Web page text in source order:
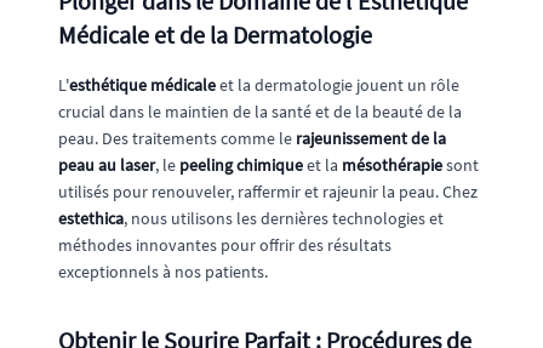
Médicale et de la Dermatologie
L'esthétique médicaleet la dermatologie jouent un rôle
crucial dans le maintien de la santé et de la beauté de la
peau. Des traitements comme le rajeunissement de la
peau au laser, le peeling chimiqueet la mésothérapiesont
utilisés pour renouveler, raffermir et rajeunir la peau. Chez
estethica, nous utilisons les dernières technologies et
méthodes innovantes pour offrir des résultats
exceptionnels à nos patients.
Obtenir le Sourire Parfait : Procédures de